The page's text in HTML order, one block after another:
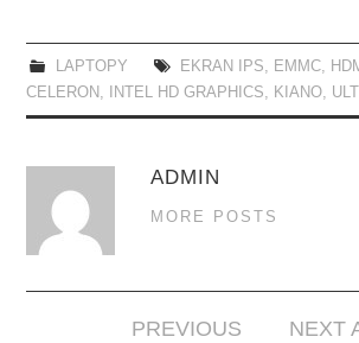
LAPTOPY EKRAN IPS EMMC,
CELERON
INTEL HD GRAPHICS KIANO
ADMIN
MORE POSTS
PREVIOUS
NEXT